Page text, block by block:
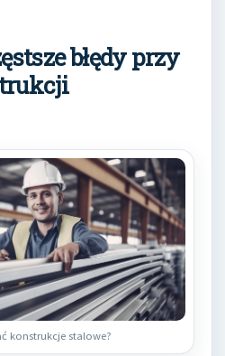
błędy przy
konstrukcje stalowe?